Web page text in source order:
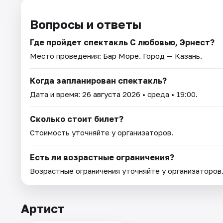
Вопросы и ответы
Где пройдет спектакль С любовью, Эрнест?
Место проведения: Бар Море. Город — Казань.
Когда запланирован спектакль?
Дата и время: 26 августа 2026 • среда • 19:00.
Сколько стоит билет?
Стоимость уточняйте у организаторов.
Есть ли возрастные ограничения?
Возрастные ограничения уточняйте у организаторов.
Артист